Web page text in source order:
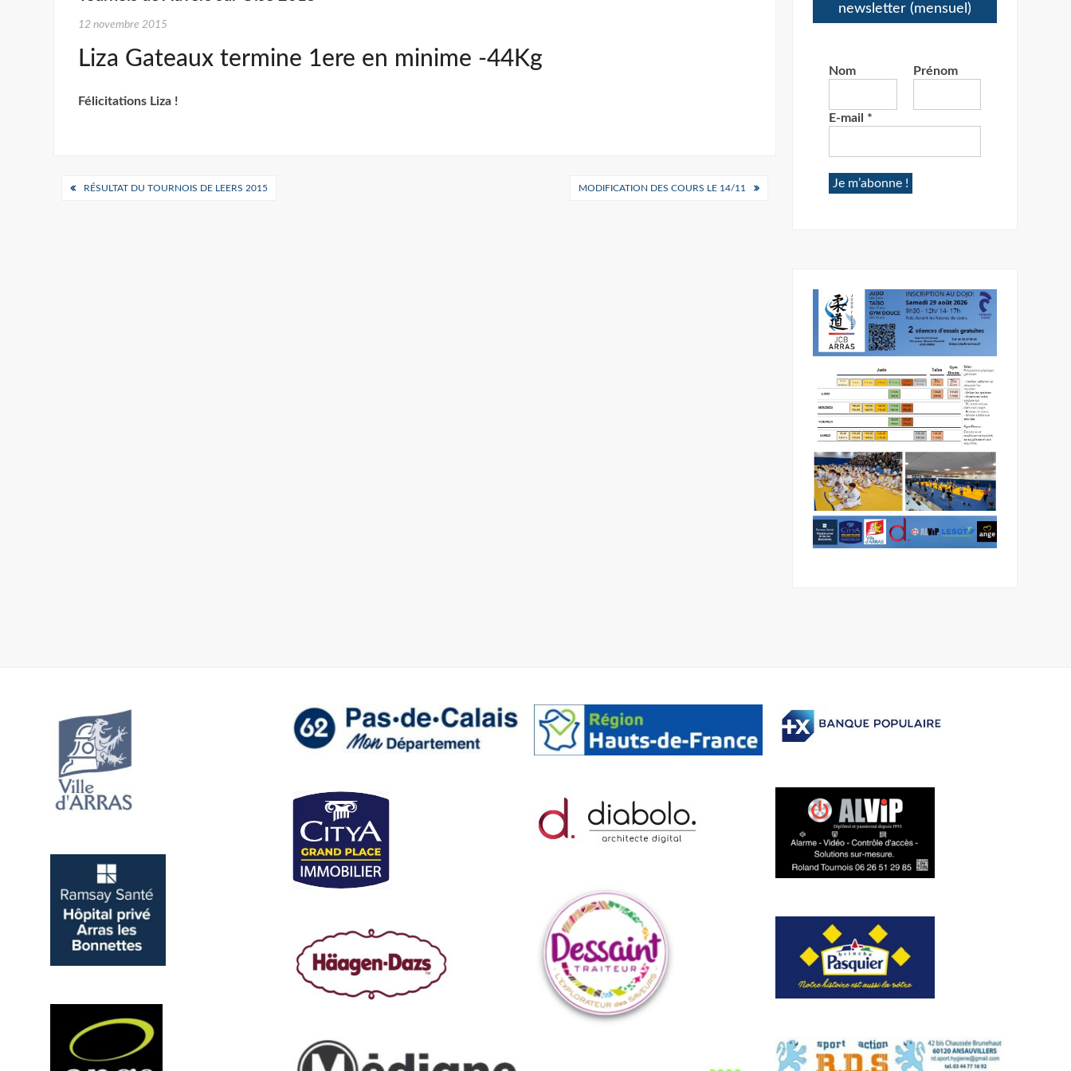
12 novembre 2015
Liza Gateaux termine 1ere en minime -44Kg
Félicitations Liza !
Navigation
RÉSULTAT DU TOURNOIS DE LEERS 2015 MODIFICATION DES COURS LE 14/11
newsletter (mensuel)
Nom Prénom
E-mail *